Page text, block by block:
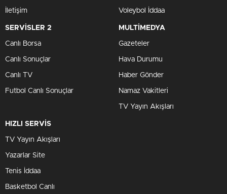
İletişim Voleybol İddaa
SERVİSLER 2
Canlı Borsa
Canlı Sonuçlar
Canlı TV
Futbol Canlı Sonuçlar
MULTİMEDYA
Gazeteler
Hava Durumu
Haber Gönder
Namaz Vakitleri
TV Yayın Akışları
HIZLI SERVİS
TV Yayın Akışları
Yazarlar Site
Tenis İddaa
Basketbol Canlı